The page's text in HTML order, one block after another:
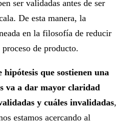
ser validadas antes de ser
De esta manera, la
en la filosofía de reducir
de producto.
hipótesis que sostienen una
va a dar mayor claridad
y cuáles invalidadas,
estamos acercando al